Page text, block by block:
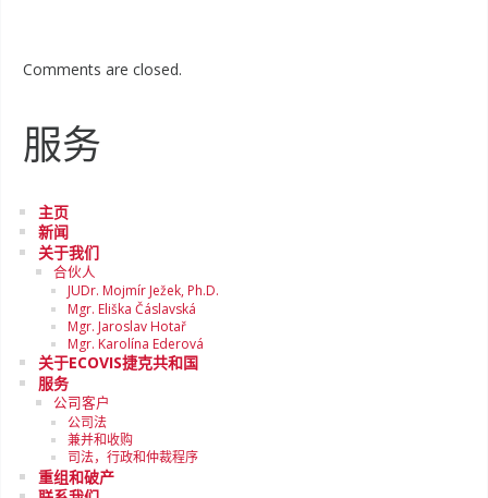
Comments are closed.
服务
主页
新闻
关于我们
合伙人
JUDr. Mojmír Ježek, Ph.D.
Mgr. Eliška Čáslavská
Mgr. Jaroslav Hotař
Mgr. Karolína Ederová
关于ECOVIS捷克共和国
服务
公司客户
公司法
兼并和收购
司法，行政和仲裁程序
重组和破产